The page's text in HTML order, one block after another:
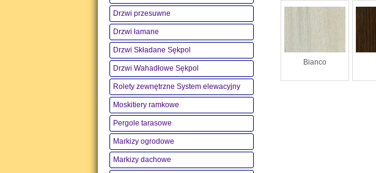
Bianco
Drzwi przesuwne
Drzwi łamane
Drzwi Składane Sękpol
Drzwi Wahadłowe Sękpol
Rolety zewnętrzne System elewacyjny
Moskitiery ramkowe
Pergole tarasowe
Markizy ogrodowe
Markizy dachowe